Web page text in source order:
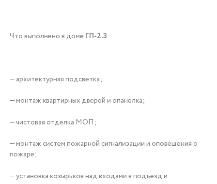
Что выполнено в доме ГП-2.3:
— архитектурная подсветка;
— монтаж квартирных дверей и опанелка;
— чистовая отделка МОП;
— монтаж систем пожарной сигнализации и оповещения о
пожаре;
— установка козырьков над входами в подъезд и